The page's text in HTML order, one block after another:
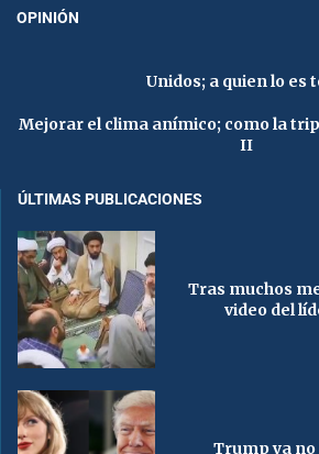
OPINIÓN
Unidos; a quien lo es
Mejorar el clima anímico; como la
II
ÚLTIMAS PUBLICACIONES
Tras muchos
video del
Trump ya no